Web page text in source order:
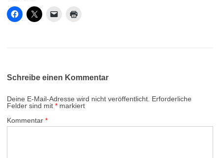
Schreibe einen Kommentar
Deine E-Mail-Adresse wird nicht veröffentlicht. Erforderliche
Felder sind mit * markiert
Kommentar *